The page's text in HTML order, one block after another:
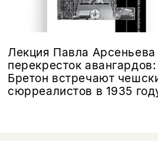
Лекция Павла Арсеньева
перекресток
Бретон встречают
сюрреалистов в 1935